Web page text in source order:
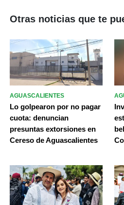
Otras noticias que te
AGUASCALIENTES
Lo golpearon por no pagar
cuota: denuncian
presuntas extorsiones en
Cereso de Aguascalientes